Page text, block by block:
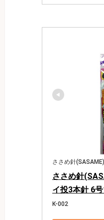
ささめ針(SASAME)
ささめ針
イ投3本針 6号
K-002